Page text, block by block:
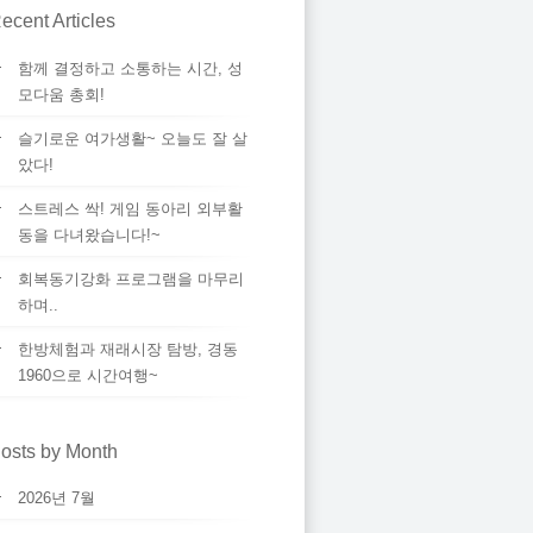
Articles
함께 결정하고 소통하는 시간, 성
모다움 총회!
슬기로운 여가생활~ 오늘도 잘 살
았다!
스트레스 싹! 게임 동아리 외부활
동을 다녀왔습니다!~
회복동기강화 프로그램을 마무리
하며..
한방체험과 재래시장 탐방, 경동
1960으로 시간여행~
by Month
2026년 7월